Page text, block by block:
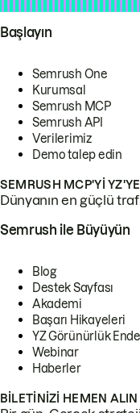
Başlayın
Semrush One
Kurumsal
Semrush MCP
Semrush API
Verilerimiz
Demo talep edin
SEMRUSH MCP'YI
Dünyanın en güçlü
Semrush ile Büyüyün
Blog
Destek Sayfası
Akademi
Başarı Hikayeleri
YZ Görünürlük
Webinar
Haberler
BILETINIZI HEMEN ALIN